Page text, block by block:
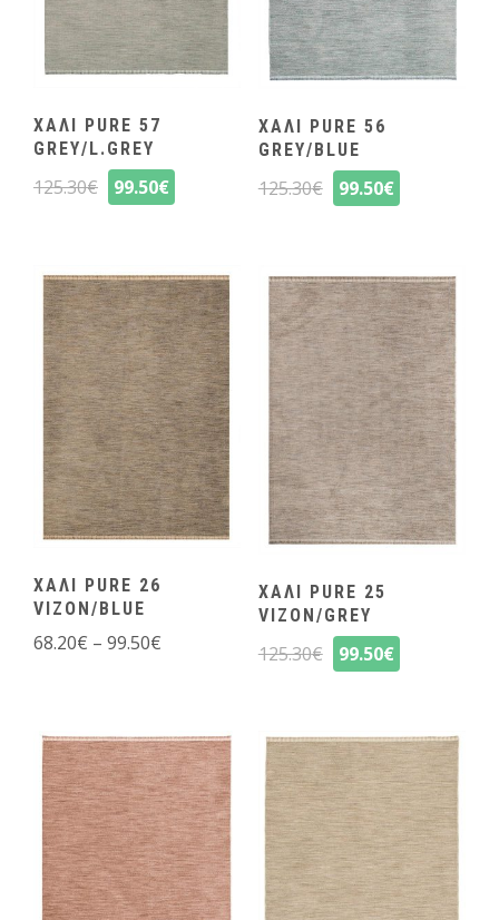
ΧΑΛΙ PURE 57
GREY/L.GREY
125.30€ 99.50€
ΧΑΛΙ PURE 56
GREY/BLUE
125.30€ 99.50€
ΧΑΛΙ PURE 26
VIZON/BLUE
68.20€ – 99.50€
ΧΑΛΙ PURE 25
VIZON/GREY
125.30€ 99.50€